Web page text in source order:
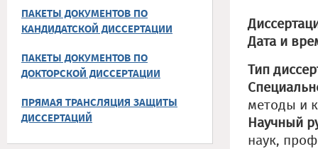
ПАКЕТЫ ДОКУМЕНТОВ ПО
КАНДИДАТСКОЙ ДИССЕРТАЦИИ
ПАКЕТЫ ДОКУМЕНТОВ ПО
ДОКТОРСКОЙ ДИССЕРТАЦИИ
ПРЯМАЯ ТРАНСЛЯЦИЯ ЗАЩИТЫ
ДИССЕРТАЦИЙ
Дата и
Тип
методы и
Научный
наук,